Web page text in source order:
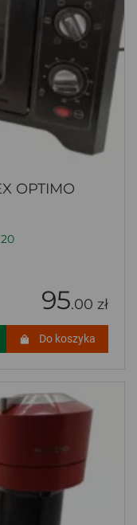
OPTIMO
95.00 zł
Do koszyka